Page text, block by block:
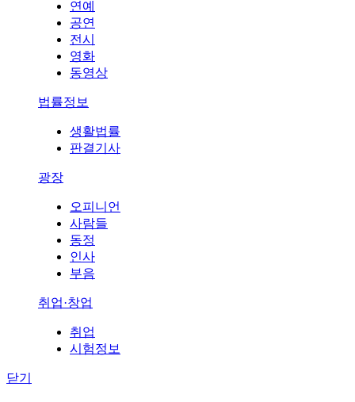
연예
공연
전시
영화
동영상
법률정보
생활법률
판결기사
광장
오피니언
사람들
동정
인사
부음
취업·창업
취업
시험정보
닫기